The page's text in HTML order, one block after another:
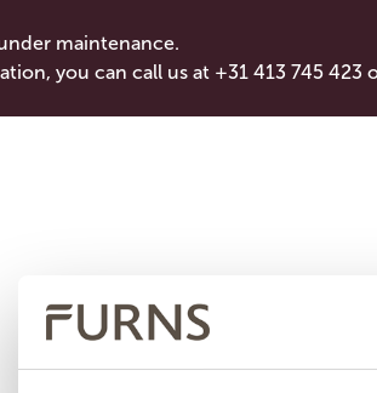
maintenance.
you can call us at +31 413 745 423